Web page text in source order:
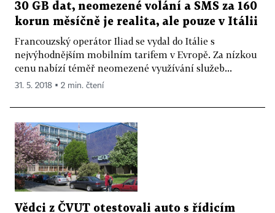
30 GB dat, neomezené volání a SMS za 160
korun měsíčně je realita, ale pouze v Itálii
Francouzský operátor Iliad se vydal do Itálie s
nejvýhodnějším mobilním tarifem v Evropě. Za nízkou
cenu nabízí téměř neomezené využívání služeb...
31. 5. 2018 ▪ 2 min. čtení
Vědci z ČVUT otestovali auto s řídicím